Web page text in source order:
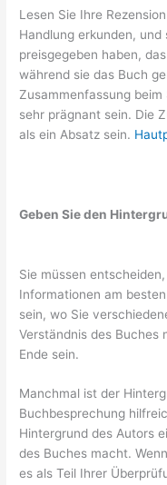
Lesen Sie Ihre
Handlung erkunden,
preisgegeben haben,
während sie das Buch
Zusammenfassung
sehr prägnant sein. Die
als ein Absatz sein.
Geben Sie den
Sie müssen
Informationen am
sein, wo Sie
Verständnis des Buches
Ende sein.
Manchmal ist der
Buchbesprechung
Hintergrund des Autors
des Buches macht.
es als Teil Ihrer